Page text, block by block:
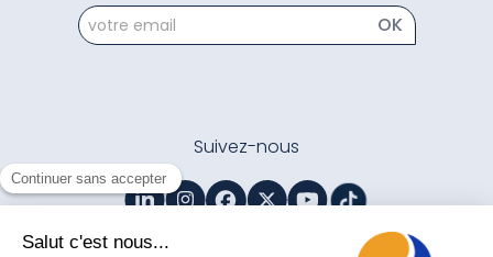
newsletter OK
Suivez-nous